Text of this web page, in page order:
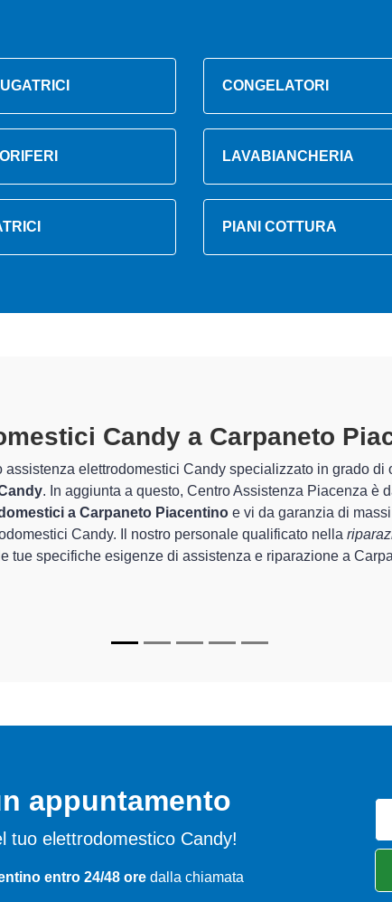
CONGELATORI
LAVABIANCHERIA
PIANI COTTURA
Candy A
preparati
di Centro Assistenza Piacenza sono in grado di
per quel che riguarda la sistemazione e la
rapido del corretto funzionamento degli apparecchi.
Candy specializzatidi Centro Assistenza Piacenza sono
appuntamento
tuo elettrodomestico Candy!
entro 24/48 oredalla chiamata